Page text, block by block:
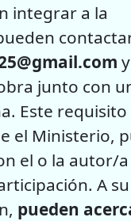
integrar a la
junto con
Este
el Ministerio,
el o la autor/
A
pueden